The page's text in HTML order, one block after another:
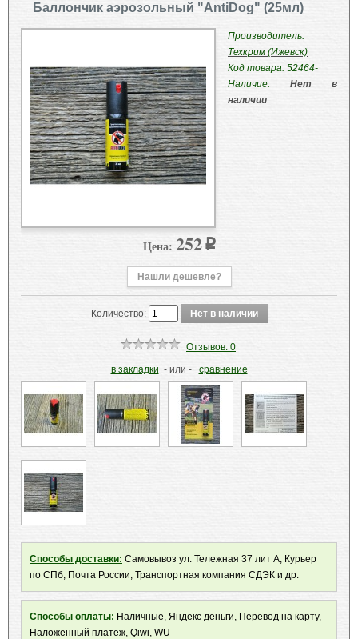
Баллончик аэрозольный "AntiDog" (25мл)
Производитель:
Техкрим (Ижевск)
Код товара: 52464-
Наличие: Нет в
наличии
Цена: 252p
Нашли дешевле?
Количество:
Отзывов: 0
в закладки - или - сравнение
Способы доставки: Самовывоз ул. Тележная 37 лит А, Курьер
по СПб, Почта России, Транспортная компания СДЭК и др.
Способы оплаты: Наличные, Яндекс деньги, Перевод на карту,
Наложенный платеж, Qiwi, WU